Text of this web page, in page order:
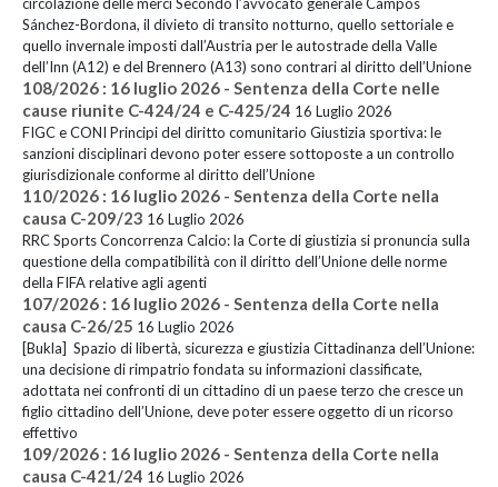
Sánchez-Bordona, il divieto di transito notturno, quello settoriale e
quello invernale imposti dall’Austria per le autostrade della Valle
dell’Inn (A12) e del Brennero (A13) sono contrari al diritto dell’Unione
108/2026 : 16 luglio 2026 - Sentenza della Corte nelle
cause riunite C-424/24 e C-425/24 16 Luglio 2026
FIGC e CONI Principi del diritto comunitario Giustizia sportiva: le
sanzioni disciplinari devono poter essere sottoposte a un controllo
giurisdizionale conforme al diritto dell’Unione
110/2026 : 16 luglio 2026 - Sentenza della Corte nella
causa C-209/23 16 Luglio 2026
RRC Sports Concorrenza Calcio: la Corte di giustizia si pronuncia sulla
questione della compatibilità con il diritto dell’Unione delle norme
della FIFA relative agli agenti
107/2026 : 16 luglio 2026 - Sentenza della Corte nella
causa C-26/25 16 Luglio 2026
[Bukla] Spazio di libertà, sicurezza e giustizia Cittadinanza dell’Unione:
una decisione di rimpatrio fondata su informazioni classificate,
adottata nei confronti di un cittadino di un paese terzo che cresce un
figlio cittadino dell’Unione, deve poter essere oggetto di un ricorso
effettivo
109/2026 : 16 luglio 2026 - Sentenza della Corte nella
causa C-421/24 16 Luglio 2026